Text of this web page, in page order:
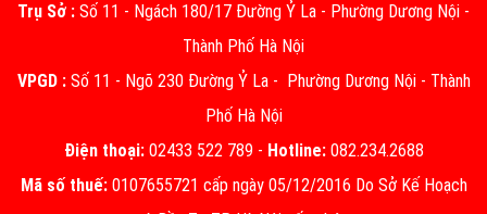
Trụ Sở : Số 11 - Ngách 180/17 Đường Ỷ La - Phường Dương Nội -
Thành Phố Hà Nội
VPGD :Số 11 - Ngõ 230 Đường Ỷ La - Phường Dương Nội - Thành
Phố Hà Nội
Điện thoại:02433 522 789 - Hotline:082.234.2688
Mã số thuế:0107655721 cấp ngày 05/12/2016 Do Sở Kế Hoạch